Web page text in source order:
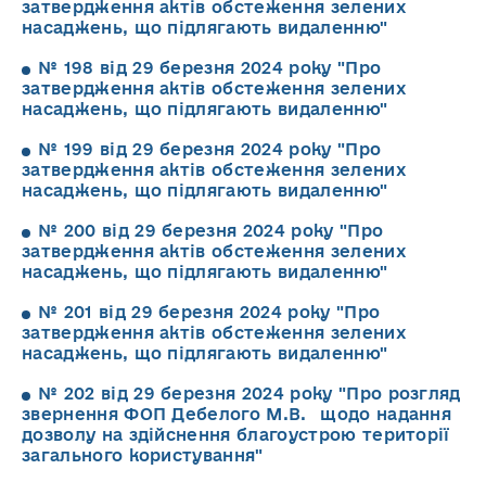
затвердження актів обстеження зелених
насаджень, що підлягають видаленню"
№ 198 від 29 березня 2024 року "Про
затвердження актів обстеження зелених
насаджень, що підлягають видаленню"
№ 199 від 29 березня 2024 року "Про
затвердження актів обстеження зелених
насаджень, що підлягають видаленню"
№ 200 від 29 березня 2024 року "Про
затвердження актів обстеження зелених
насаджень, що підлягають видаленню"
№ 201 від 29 березня 2024 року "Про
затвердження актів обстеження зелених
насаджень, що підлягають видаленню"
№ 202 від 29 березня 2024 року "Про розгляд
звернення ФОП Дебелого М.В. щодо надання
дозволу на здійснення благоустрою території
загального користування"